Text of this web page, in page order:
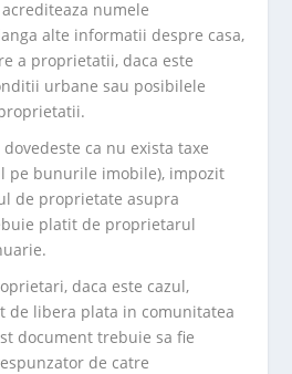
numele
alte informatii despre casa,
a proprietatii, daca este
urbane sau posibilele
ca nu exista taxe
pe bunurile imobile), impozit
de proprietate asupra
platit de proprietarul
daca este cazul,
de libera plata in comunitatea
document trebuie sa fie
de catre